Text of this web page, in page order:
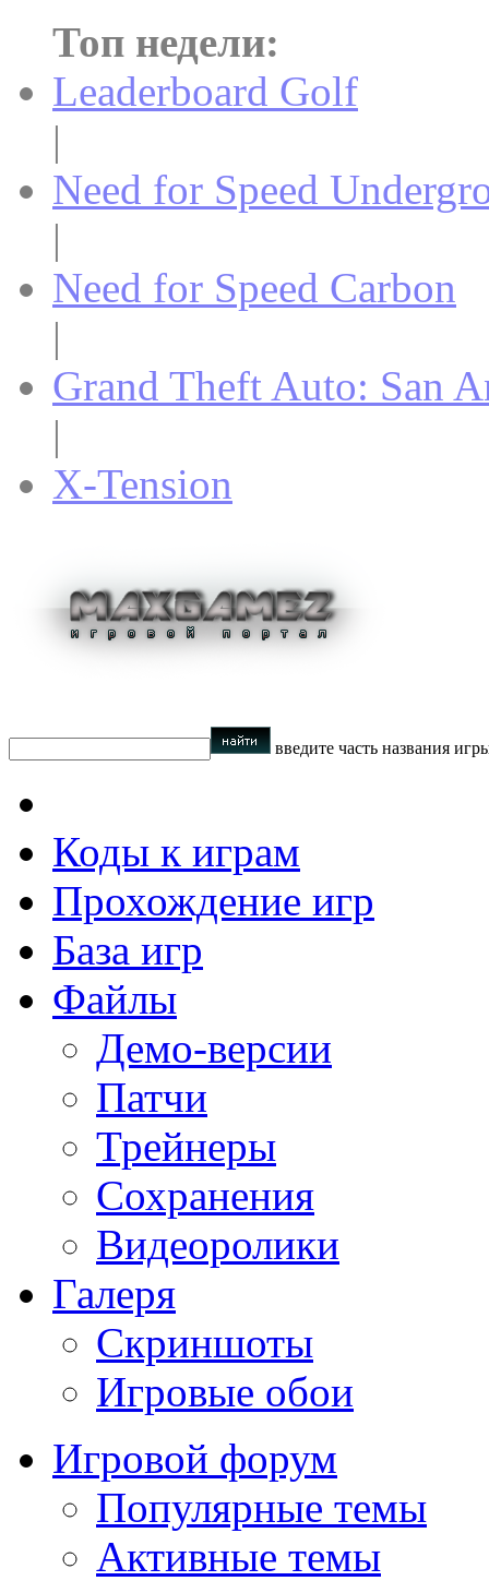
Топ недели:
Leaderboard Golf
|
Need for Speed
|
Need for Speed Carbon
|
Grand Theft Auto: San
|
X-Tension
введите часть названия
Коды к играм
Прохождение игр
База игр
Файлы
Демо-версии
Патчи
Трейнеры
Сохранения
Видеоролики
Галеря
Скриншоты
Игровые обои
Игровой форум
Популярные темы
Активные темы